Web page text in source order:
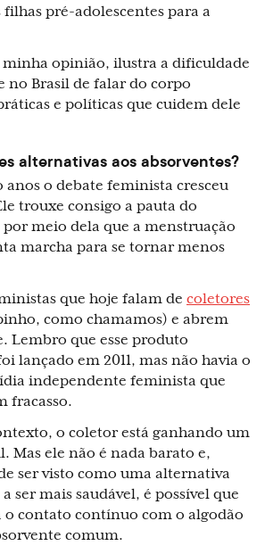
pré-adolescentes para a
minha opinião, ilustra a dificuldade
no Brasil de falar do corpo
e políticas que cuidem dele
alternativas aos absorventes?
o debate feminista cresceu
trouxe consigo a pauta do
meio dela que a menstruação
marcha para se tornar menos
que hoje falam de coletores
como chamamos) e abrem
Lembro que esse produto
lançado em 2011, mas não havia o
independente feminista que
fracasso.
o coletor está ganhando um
Mas ele não é nada barato e,
ser visto como uma alternativa
ser mais saudável, é possível que
o contato contínuo com o algodão
comum.